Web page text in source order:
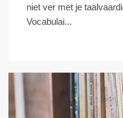
niet ver met je
Vocabulai...